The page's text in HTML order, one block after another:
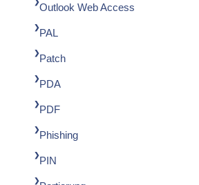
Outlook Web Access
PAL
Patch
PDA
PDF
Phishing
PIN